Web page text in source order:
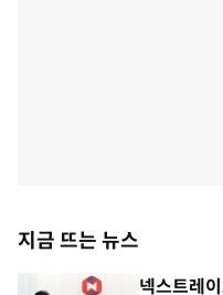
지금 뜨는 뉴스
넥스트레